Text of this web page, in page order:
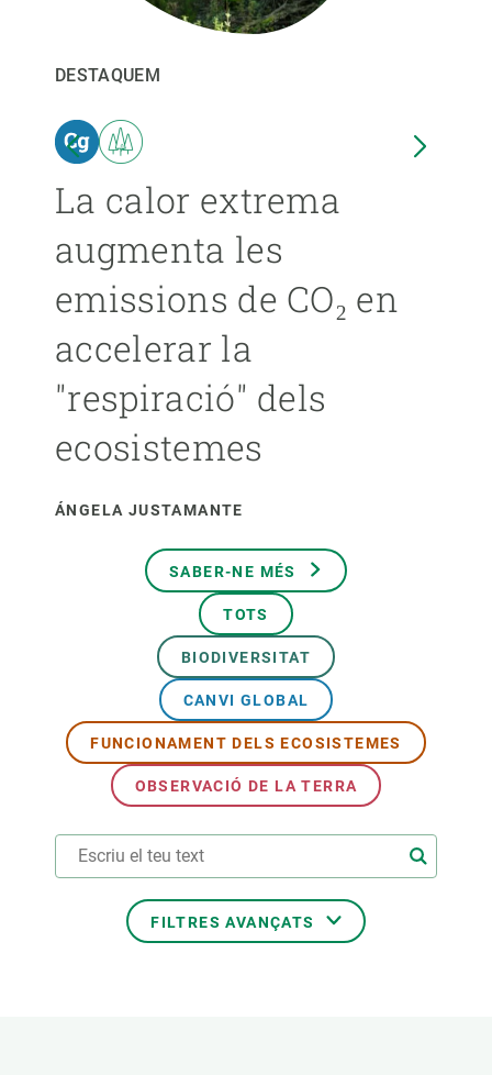
DESTAQUEM
La calor extrema
augmenta les
emissions de CO₂ en
accelerar la
"respiració" dels
ecosistemes
ÁNGELA JUSTAMANTE
SABER-NE MÉS
TOTS
BIODIVERSITAT
CANVI GLOBAL
FUNCIONAMENT DELS ECOSISTEMES
OBSERVACIÓ DE LA TERRA
FILTRES AVANÇATS